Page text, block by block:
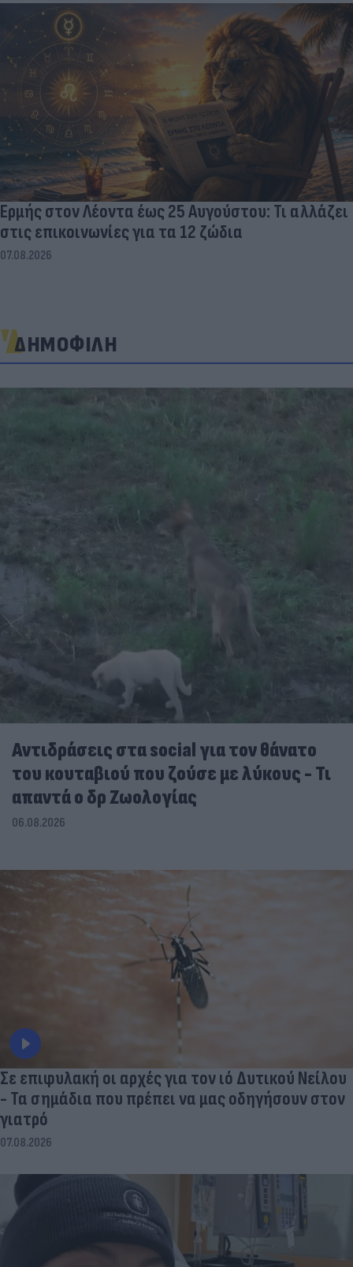
Ερμής στον Λέοντα έως 25 Αυγούστου: Τι αλλάζει
στις επικοινωνίες για τα 12 ζώδια
07.08.2026
ΔΗΜΟΦΙΛΗ
Αντιδράσεις στα social για τον θάνατο
του κουταβιού που ζούσε με λύκους - Τι
απαντά ο δρ Ζωολογίας
06.08.2026
Σε επιφυλακή οι αρχές για τον ιό Δυτικού Νείλου
- Τα σημάδια που πρέπει να μας οδηγήσουν στον
γιατρό
07.08.2026